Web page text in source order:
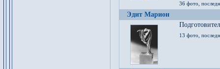
36 фото,
Эдит Марион
13 фото,